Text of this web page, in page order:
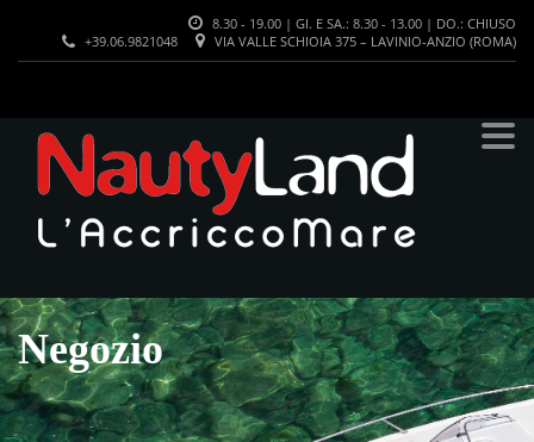
8.30 - 19.00 | GI. E SA.: 8.30 - 13.00 | DO.: CHIUSO
VIA VALLE SCHIOIA 375 – LAVINIO-ANZIO (ROMA)
+39.06.9821048
Negozio